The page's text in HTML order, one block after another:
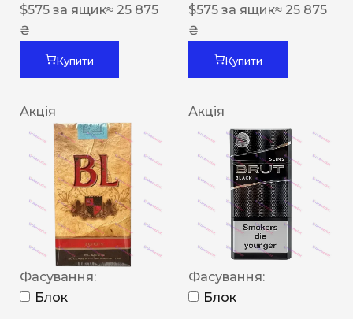
$575 за ящик≈ 25 875
₴
Купити
$575 за ящик≈ 25 875
₴
Купити
Акція
Фасування:
Блок
Акція
Фасування:
Блок